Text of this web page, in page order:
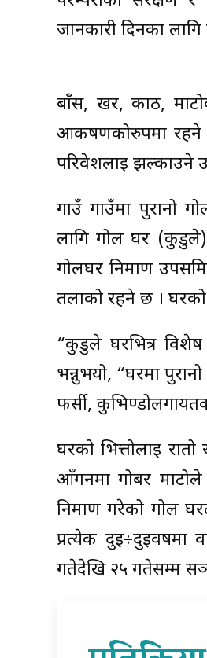
जानकारी दिनका
बाँस, खर, काठ,
आकर्षणकोरुपमा
परिवेशलाई झल्काउने
गाउँ गाउँमा पुरानो
लागि गोल घर (कुडुले)
गोलघर निर्माण
तलाको रहने छ ।
“कुडुले घरभित्र विशेष
भन्नुभयो, “घरमा
फर्सी,
घरको भित्तोलाई
आँगनमा गोबर माटोले
निर्माण गरेको गोल
प्रत्येक
गतेदेखि २५ गतेसम्म